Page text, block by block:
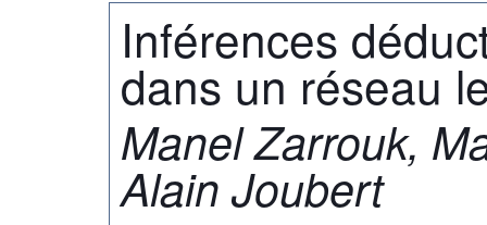
Inférences
dans un réseau
Manel Zarrouk,
Alain Joubert